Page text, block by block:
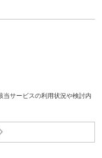
当サービスの利用状況や検討内